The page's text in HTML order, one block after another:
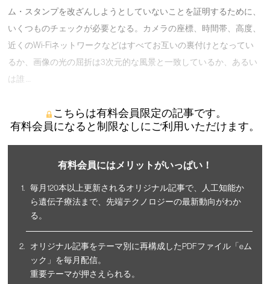
ム・スタンプを改ざんしようとしていないことを証明するために、
いくつものチェックが必要となる。カメラの座標、時間帯、高度、
近くのWi-Fiネットワークなどはすべてお互いの裏付けとなってい
るか、画像の光の屈折は3次元的な風景と一致しているか、あるい
は誰 …
こちらは有料会員限定の記事です。
有料会員になると制限なしにご利用いただけます。
有料会員にはメリットがいっぱい！
毎月120本以上更新されるオリジナル記事で、人工知能か
ら遺伝子療法まで、先端テクノロジーの最新動向がわか
る。
オリジナル記事をテーマ別に再構成したPDFファイル「eム
ック」を毎月配信。
重要テーマが押さえられる。